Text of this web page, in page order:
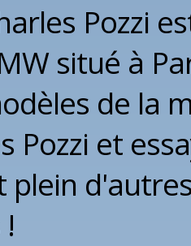
Pozzi
situé à
de la
Pozzi et
plein